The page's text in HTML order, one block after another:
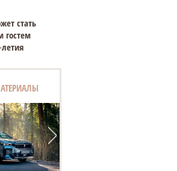
стать
гостем